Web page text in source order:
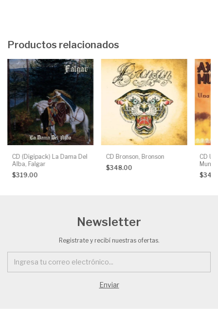
Productos relacionados
CD (Digipack) La Dama Del
Alba, Falgar
$319.00
CD Bronson, Bronson
$348.00
CD
Mundi
Newsletter
Registrate y recibí nuestras ofertas.